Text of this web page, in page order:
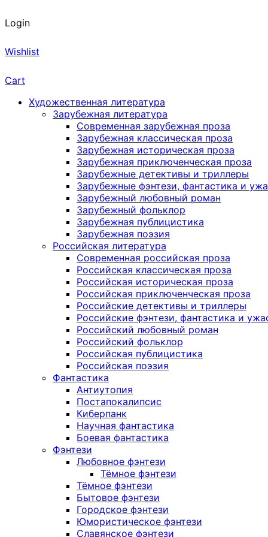
Login
Wishlist
Cart
Художественная литература
Зарубежная литература
Современная зарубежная проза
Зарубежная классическая проза
Зарубежная историческая проза
Зарубежная приключенческая проза
Зарубежные детективы и триллеры
Зарубежные фэнтези, фантастика и
Зарубежный любовный роман
Зарубежный фольклор
Зарубежная публицистика
Зарубежная поэзия
Российская литература
Современная российская проза
Российская классическая проза
Российская историческая проза
Российская приключенческая проза
Российские детективы и триллеры
Российские фэнтези, фантастика и
Российский любовный роман
Российский фольклор
Российская публицистика
Российская поэзия
Фантастика
Антиутопия
Постапокалипсис
Киберпанк
Научная фантастика
Боевая фантастика
Фэнтези
Любовное фэнтези
Тёмное фэнтези
Тёмное фэнтези
Бытовое фэнтези
Городское фэнтези
Юмористическое фэнтези
Славянское фэнтези